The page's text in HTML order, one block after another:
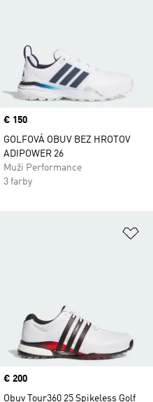
Price
€ 150
GOLFOVÁ OBUV BEZ HROTOV
ADIPOWER 26
Muži Performance
3 farby
do zoznamu želaných
Price
€ 200
Obuv Tour360 25 Spikeless Golf